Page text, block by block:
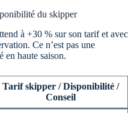
du skipper
à +30 % sur son tarif et avec
Ce n’est pas une
en haute saison.
Tarif skipper / Disponibilité /
Conseil